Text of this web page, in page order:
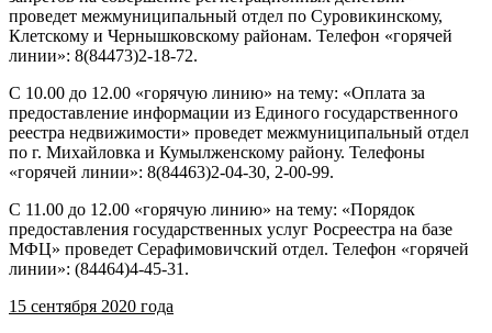
проведет межмуниципальный отдел по Суровикинскому,
Клетскому и Чернышковскому районам. Телефон «горячей
линии»: 8(84473)2-18-72.
С 10.00 до 12.00 «горячую линию» на тему: «Оплата за
предоставление информации из Единого государственного
реестра недвижимости» проведет межмуниципальный отдел
по г. Михайловка и Кумылженскому району. Телефоны
«горячей линии»: 8(84463)2-04-30, 2-00-99.
С 11.00 до 12.00 «горячую линию» на тему: «Порядок
предоставления государственных услуг Росреестра на базе
МФЦ» проведет Серафимовичский отдел. Телефон «горячей
линии»: (84464)4-45-31.
15 сентября 2020 года